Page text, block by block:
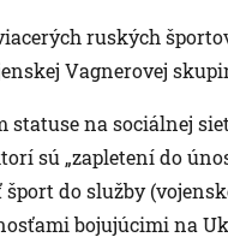
ruských
Vagnerovej
statuse na sociálnej
sú „zapletení do
do služby
bojujúcimi na